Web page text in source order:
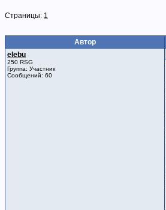
Страницы: 1
Автор
elebu
250 RSG
Группа: Участник
Сообщений: 60